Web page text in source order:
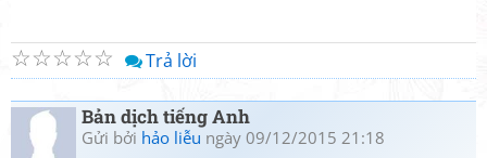
☆
☆
☆
☆
☆ Trả lời
Bản dịch tiếng Anh
Gửi bởi hảo liễu ngày 09/12/2015 21:18